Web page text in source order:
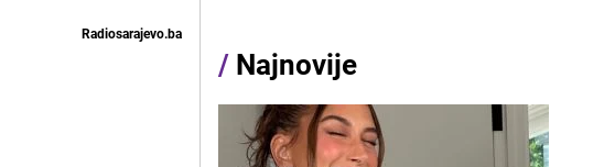
Radiosarajevo.ba
/ Najnovije